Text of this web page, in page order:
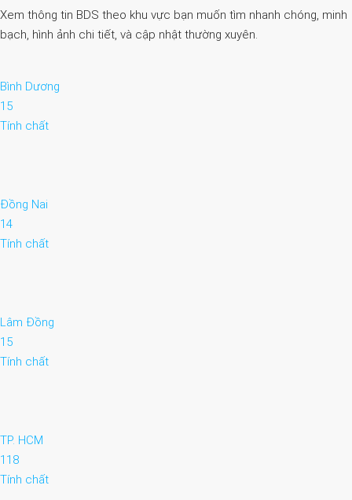
Xem thông tin BDS theo khu vực bạn muốn tìm nhanh chóng, minh
bạch, hình ảnh chi tiết, và cập nhật thường xuyên.
Bình Dương
15
Tính chất
Đồng Nai
14
Tính chất
Lâm Đồng
15
Tính chất
TP. HCM
118
Tính chất